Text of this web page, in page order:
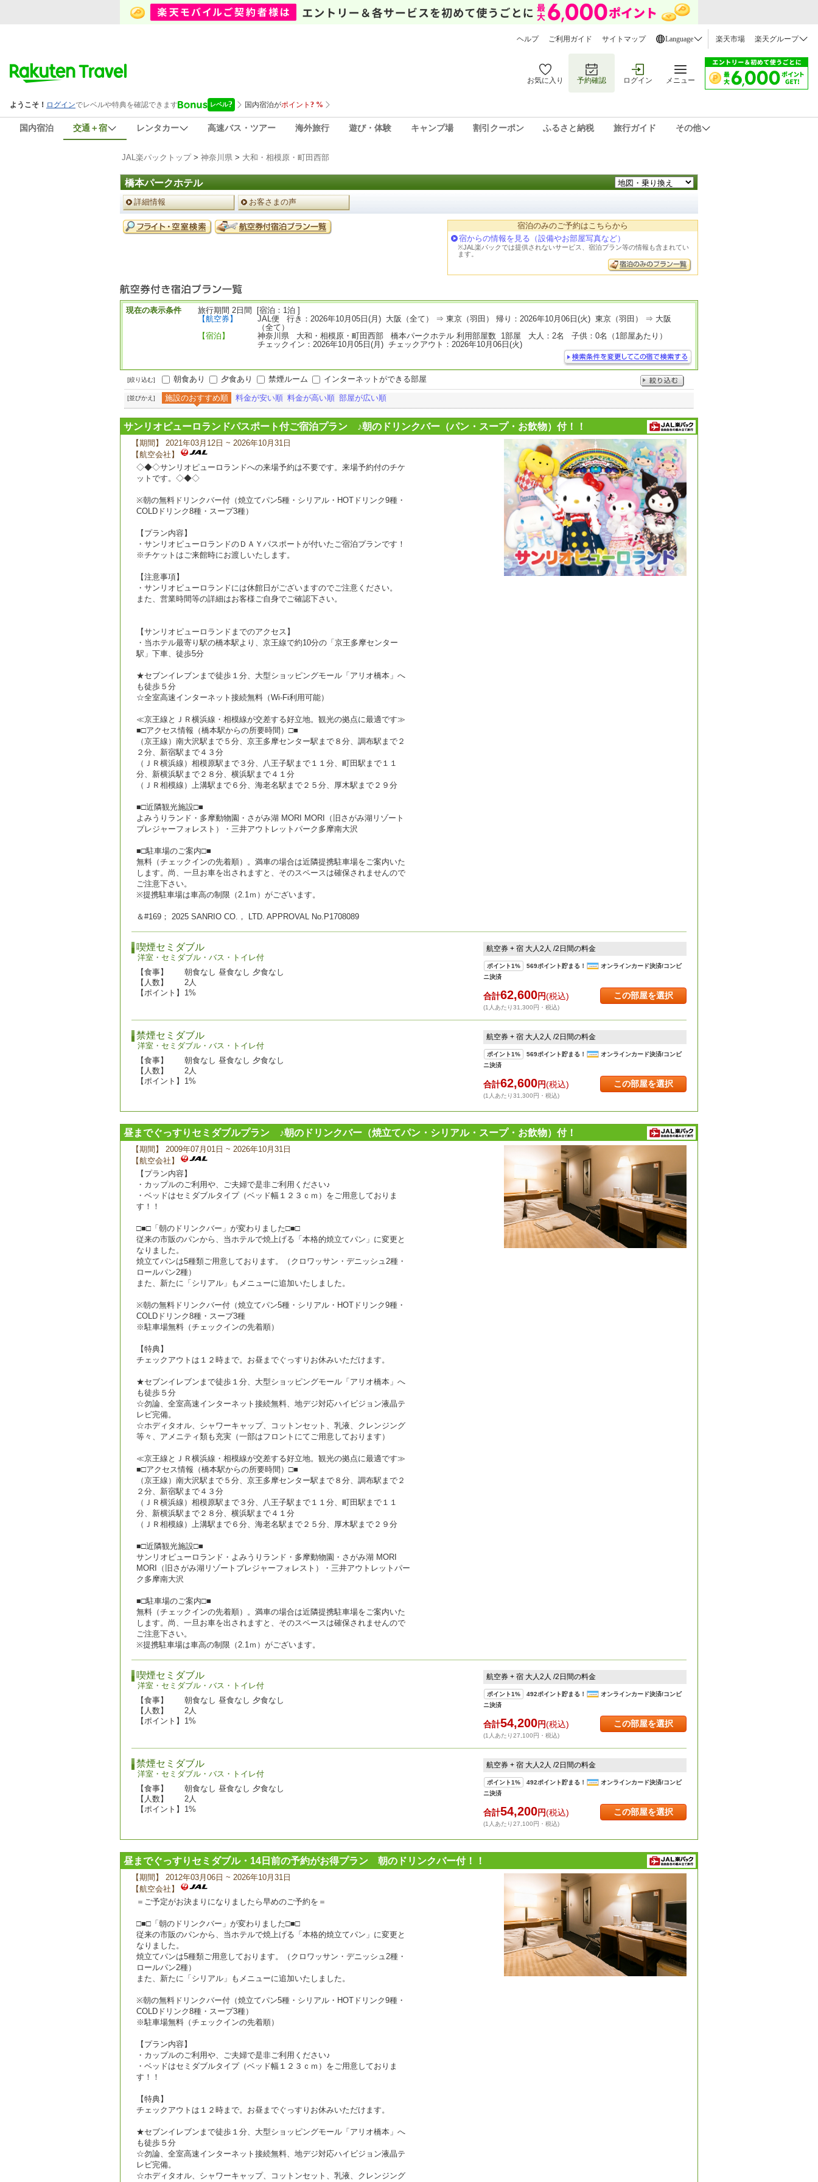
ヘルプ ご利用ガイド サイトマップ Language 楽天市場 楽天グループ
お気に入り 予約確認 ログイン メニュー
国内宿泊 交通＋宿 レンタカー 高速バス・ツアー 海外旅行 遊び・体験 キャンプ場 割引クーポン ふるさと納税 旅行ガイド その他
JAL楽パックトップ> 神奈川県 > 大和・相模原・町田西部
橋本パークホテル
ペ
ー
ジ
メ
ニ
詳細情報 お客さまの声
予
約
宿泊のみのご予約はこちらから
宿からの情報を見る（設備やお部屋写真など）
※JAL楽パックでは提供されないサービス、宿泊プラン等の情報も含まれてい
ます。
現在の表示条件
旅行期間 2日間 [宿泊：1泊 ]
【航空券】
JAL便 行き：2026年10月05日(月) 大阪（全て） ⇒ 東京（羽田） 帰り：2026年10月06日(火) 東京（羽田） ⇒ 大阪
（全て）
【宿泊】
神奈川県 大和・相模原・町田西部 橋本パークホテル 利用部屋数 1部屋 大人：2名 子供：0名（1部屋あたり）
チェックイン：2026年10月05日(月) チェックアウト：2026年10月06日(火)
[絞り込む] 朝食あり 夕食あり 禁煙ルーム インターネットができる部屋
[並びかえ] 施設のおすすめ順 料金が安い順 料金が高い順 部屋が広い順
サンリオピューロランドパスポート付ご宿泊プラン ♪朝のドリンクバー（パン・スープ・お飲物）付！！
【期間】 2021年03月12日 ~ 2026年10月31日
【航空会社】
◇◆◇サンリオピューロランドへの来場予約は不要です。来場予約付のチケ
ットです。◇◆◇
※朝の無料ドリンクバー付（焼立てパン5種・シリアル・HOTドリンク9種・
COLDドリンク8種・スープ3種）
【プラン内容】
・サンリオピューロランドのＤＡＹパスポートが付いたご宿泊プランです！
※チケットはご来館時にお渡しいたします。
【注意事項】
・サンリオピューロランドには休館日がございますのでご注意ください。
また、営業時間等の詳細はお客様ご自身でご確認下さい。
【サンリオピューロランドまでのアクセス】
・当ホテル最寄り駅の橋本駅より、京王線で約10分の「京王多摩センター
駅」下車、徒歩5分
★セブンイレブンまで徒歩１分、大型ショッピングモール「アリオ橋本」へ
も徒歩５分
☆全室高速インターネット接続無料（Wi-Fi利用可能）
≪京王線とＪＲ横浜線・相模線が交差する好立地。観光の拠点に最適です≫
■□アクセス情報（橋本駅からの所要時間）□■
（京王線）南大沢駅まで５分、京王多摩センター駅まで８分、調布駅まで２
２分、新宿駅まで４３分
（ＪＲ横浜線）相模原駅まで３分、八王子駅まで１１分、町田駅まで１１
分、新横浜駅まで２８分、横浜駅まで４１分
（ＪＲ相模線）上溝駅まで６分、海老名駅まで２５分、厚木駅まで２９分
■□近隣観光施設□■
よみうりランド・多摩動物園・さがみ湖 MORI MORI（旧さがみ湖リゾート
プレジャーフォレスト）・三井アウトレットパーク多摩南大沢
■□駐車場のご案内□■
無料（チェックインの先着順）。満車の場合は近隣提携駐車場をご案内いた
します。尚、一旦お車を出されますと、そのスペースは確保されませんので
ご注意下さい。
※提携駐車場は車高の制限（2.1ｍ）がございます。
＆#169； 2025 SANRIO CO.， LTD. APPROVAL No.P1708089
喫煙セミダブル
洋室・セミダブル・バス・トイレ付
【食事】
朝食なし 昼食なし 夕食なし
【人数】
2人
【ポイント】
1%
航空券 + 宿 大人2人 /2日間の料金
ポイント1% 569ポイント貯まる！
オンラインカード決済/コンビ
ニ決済
合計62,600円(税込)
(1人あたり31,300円・税込)
この部屋を選択
禁煙セミダブル
洋室・セミダブル・バス・トイレ付
【食事】
朝食なし 昼食なし 夕食なし
【人数】
2人
【ポイント】
1%
航空券 + 宿 大人2人 /2日間の料金
ポイント1% 569ポイント貯まる！
オンラインカード決済/コンビ
ニ決済
合計62,600円(税込)
(1人あたり31,300円・税込)
この部屋を選択
昼までぐっすりセミダブルプラン ♪朝のドリンクバー（焼立てパン・シリアル・スープ・お飲物）付！
【期間】 2009年07月01日 ~ 2026年10月31日
【航空会社】
【プラン内容】
・カップルのご利用や、ご夫婦で是非ご利用ください♪
・ベッドはセミダブルタイプ（ベッド幅１２３ｃｍ）をご用意しておりま
す！！
□■□「朝のドリンクバー」が変わりました□■□
従来の市販のパンから、当ホテルで焼上げる「本格的焼立てパン」に変更と
なりました。
焼立てパンは5種類ご用意しております。（クロワッサン・デニッシュ2種・
ロールパン2種）
また、新たに「シリアル」もメニューに追加いたしました。
※朝の無料ドリンクバー付（焼立てパン5種・シリアル・HOTドリンク9種・
COLDドリンク8種・スープ3種
※駐車場無料（チェックインの先着順）
【特典】
チェックアウトは１２時まで。お昼までぐっすりお休みいただけます。
★セブンイレブンまで徒歩１分、大型ショッピングモール「アリオ橋本」へ
も徒歩５分
☆勿論、全室高速インターネット接続無料、地デジ対応ハイビジョン液晶テ
レビ完備。
☆ホディタオル、シャワーキャップ、コットンセット、乳液、クレンジング
等々、アメニティ類も充実（一部はフロントにてご用意しております）
≪京王線とＪＲ横浜線・相模線が交差する好立地。観光の拠点に最適です≫
■□アクセス情報（橋本駅からの所要時間）□■
（京王線）南大沢駅まで５分、京王多摩センター駅まで８分、調布駅まで２
２分、新宿駅まで４３分
（ＪＲ横浜線）相模原駅まで３分、八王子駅まで１１分、町田駅まで１１
分、新横浜駅まで２８分、横浜駅まで４１分
（ＪＲ相模線）上溝駅まで６分、海老名駅まで２５分、厚木駅まで２９分
■□近隣観光施設□■
サンリオピューロランド・よみうりランド・多摩動物園・さがみ湖 MORI
MORI（旧さがみ湖リゾートプレジャーフォレスト）・三井アウトレットパー
ク多摩南大沢
■□駐車場のご案内□■
無料（チェックインの先着順）。満車の場合は近隣提携駐車場をご案内いた
します。尚、一旦お車を出されますと、そのスペースは確保されませんので
ご注意下さい。
※提携駐車場は車高の制限（2.1ｍ）がございます。
喫煙セミダブル
洋室・セミダブル・バス・トイレ付
【食事】
朝食なし 昼食なし 夕食なし
【人数】
2人
【ポイント】
1%
航空券 + 宿 大人2人 /2日間の料金
ポイント1% 492ポイント貯まる！
オンラインカード決済/コンビ
ニ決済
合計54,200円(税込)
(1人あたり27,100円・税込)
この部屋を選択
禁煙セミダブル
洋室・セミダブル・バス・トイレ付
【食事】
朝食なし 昼食なし 夕食なし
【人数】
2人
【ポイント】
1%
航空券 + 宿 大人2人 /2日間の料金
ポイント1% 492ポイント貯まる！
オンラインカード決済/コンビ
ニ決済
合計54,200円(税込)
(1人あたり27,100円・税込)
この部屋を選択
昼までぐっすりセミダブル・14日前の予約がお得プラン 朝のドリンクバー付！！
【期間】 2012年03月06日 ~ 2026年10月31日
【航空会社】
＝ご予定がお決まりになりましたら早めのご予約を＝
□■□「朝のドリンクバー」が変わりました□■□
従来の市販のパンから、当ホテルで焼上げる「本格的焼立てパン」に変更と
なりました。
焼立てパンは5種類ご用意しております。（クロワッサン・デニッシュ2種・
ロールパン2種）
また、新たに「シリアル」もメニューに追加いたしました。
※朝の無料ドリンクバー付（焼立てパン5種・シリアル・HOTドリンク9種・
COLDドリンク8種・スープ3種）
※駐車場無料（チェックインの先着順）
【プラン内容】
・カップルのご利用や、ご夫婦で是非ご利用ください♪
・ベッドはセミダブルタイプ（ベッド幅１２３ｃｍ）をご用意しておりま
す！！
【特典】
チェックアウトは１２時まで。お昼までぐっすりお休みいただけます。
★セブンイレブンまで徒歩１分、大型ショッピングモール「アリオ橋本」へ
も徒歩５分
☆勿論、全室高速インターネット接続無料、地デジ対応ハイビジョン液晶テ
レビ完備。
☆ホディタオル、シャワーキャップ、コットンセット、乳液、クレンジング